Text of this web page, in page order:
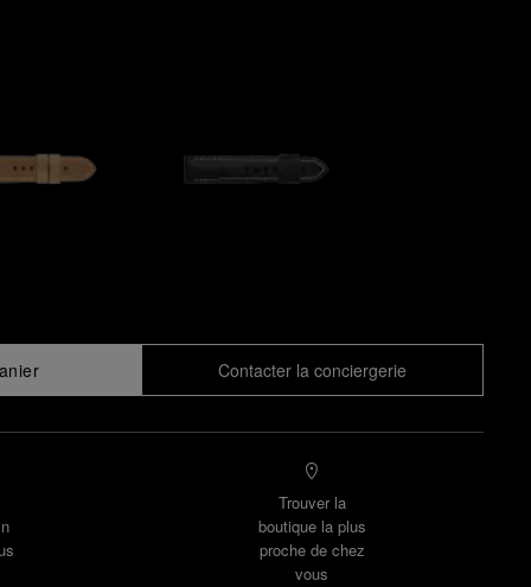
Contacter la conciergerie
Trouver la
boutique la plus
proche de chez
vous